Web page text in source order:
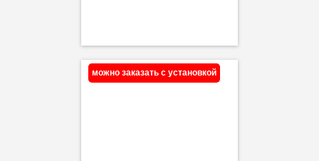
можно заказать с установкой